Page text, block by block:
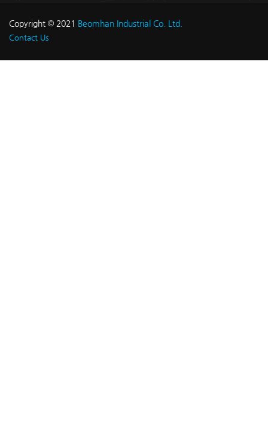
Copyright © 2021 Beomhan Industrial Co. Ltd.
Contact Us